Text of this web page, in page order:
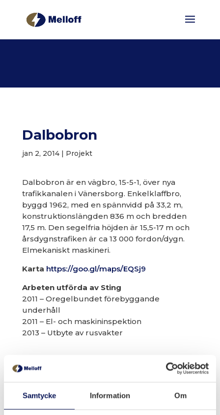
Samtycke Information Om
Dalbobron
jan 2, 2014| Projekt
Dalbobron är en vägbro, 15-5-1, över nya
trafikkanalen i Vänersborg. Enkelklaffbro,
byggd 1962, med en spännvidd på 33,2 m,
konstruktionslängden 836 m och bredden
17,5 m. Den segelfria höjden är 15,5-17 m och
årsdygnstrafiken är ca 13 000 fordon/dygn.
Elmekaniskt maskineri.
Karta https://goo.gl/maps/EQSj9
Arbeten utförda av Sting
2011 – Oregelbundet förebyggande
underhåll
2011 – El- och maskininspektion
2013 – Utbyte av rusvakter